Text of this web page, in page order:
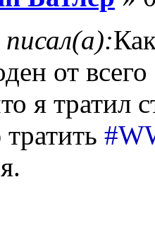
от
я тратил